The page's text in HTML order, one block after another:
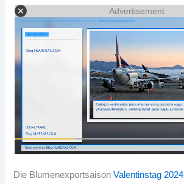
Advertisement
Die BlumenexportsaisonValentinstag 2024